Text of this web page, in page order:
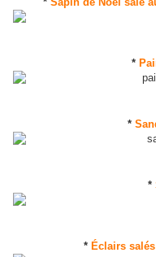
*
*
*
* Éclairs